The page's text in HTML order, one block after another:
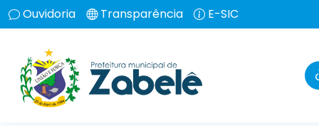
Ouvidoria Transparência E-SIC